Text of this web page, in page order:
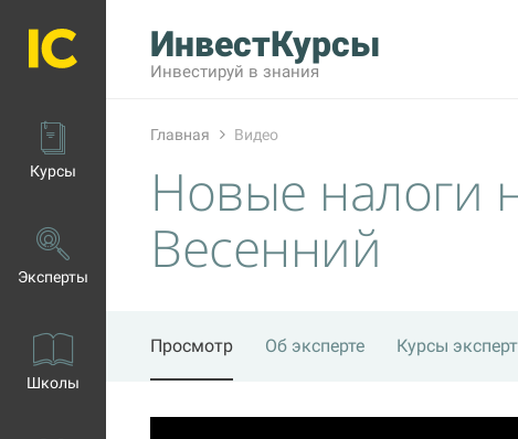
Курсы
Эксперты
Школы
ИнвестКурсы
Инвестируй в знания
Главная Видео
Новые налоги
Весенний
Просмотр Об эксперте Курсы